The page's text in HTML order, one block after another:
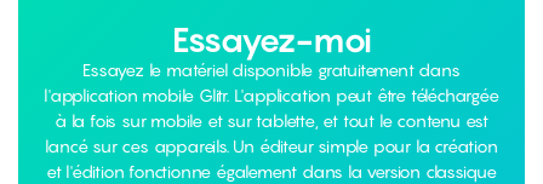
Essayez-moi
Essayez le matériel disponible gratuitement dans
l'application mobile Glitr. L'application peut être téléchargée
à la fois sur mobile et sur tablette, et tout le contenu est
lancé sur ces appareils. Un éditeur simple pour la création
et l'édition fonctionne également dans la version classique